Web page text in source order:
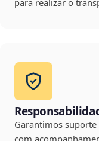
para realizar o
Garantimos